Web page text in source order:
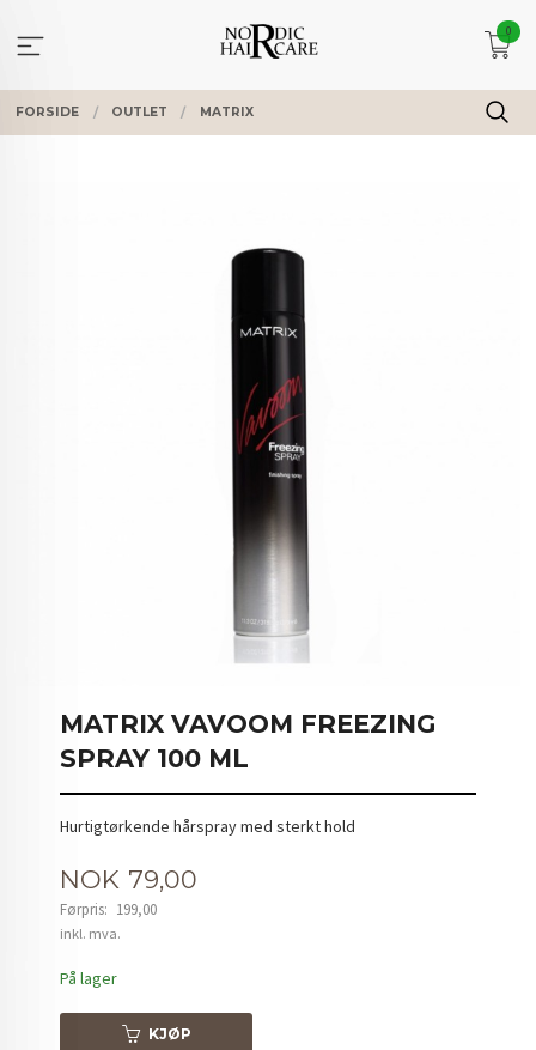
innholdet
0
FORSIDE OUTLET MATRIX
MATRIX VAVOOM FREEZING
SPRAY 100 ML
Hurtigtørkende hårspray med sterkt hold
Tilbud
NOK 79,00
Førpris: 199,00
Rabatt
inkl. mva.
På lager
KJØP